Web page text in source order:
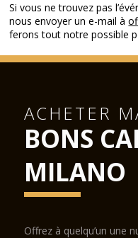
Si vous ne trouvez pas
nous envoyer un e-mail à
ferons tout notre possible
ACHETER
BONS
MILANO
Offrez à quelqu’un une